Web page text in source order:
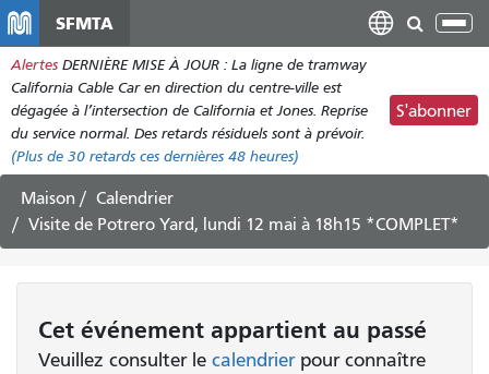
contenu
principal
SFMTA
Alertes DERNIÈRE MISE À JOUR : La ligne de tramway
California Cable Car en direction du centre-ville est
dégagée à l’intersection de California et Jones. Reprise
du service normal. Des retards résiduels sont à prévoir.
(Plus de 30 retards ces dernières 48 heures)
S'abonner
Maison
Calendrier
Visite de Potrero Yard, lundi 12 mai à 18h15 *COMPLET*
Cet événement appartient au passé
Veuillez consulter le calendrierpour connaître